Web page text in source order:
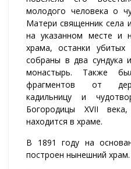
молодого человека о
Матери священник села
на указанном месте и
храма, останки
собраны в два сундука
монастырь. Также
фрагментов от
кадильницу и
Богородицы XVII
находится в храме.
В 1891 году на
построен нынешний храм.